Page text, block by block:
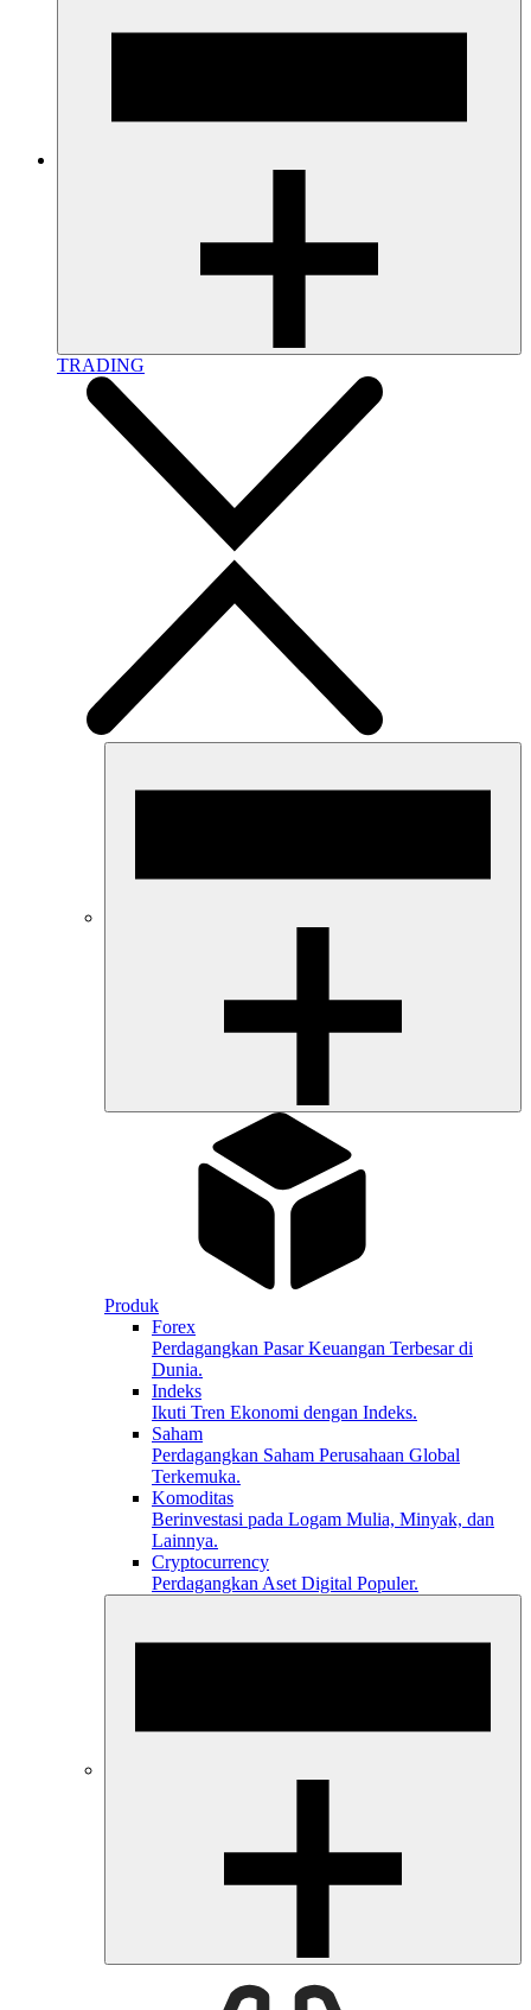
TRADING
Produk
Forex
Perdagangkan Pasar Keuangan Terbesar di
Dunia.
Indeks
Ikuti Tren Ekonomi dengan Indeks.
Saham
Perdagangkan Saham Perusahaan Global
Terkemuka.
Komoditas
Berinvestasi pada Logam Mulia, Minyak, dan
Lainnya.
Cryptocurrency
Perdagangkan Aset Digital Populer.